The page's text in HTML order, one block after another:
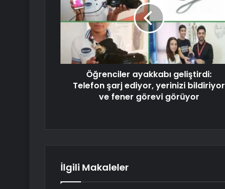
Öğrenciler ayakkabı geliştirdi:
Telefon şarj ediyor, yerinizi bildiriyor
ve fener görevi görüyor
İlgili Makaleler